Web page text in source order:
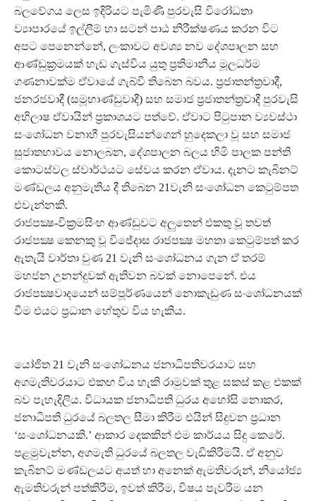
බලවේගය ලෙස ඉදිරියට පැමිණි පුරවැසි විරෝධතා
ව්‍යාපාරයේ ඉල්ලීම් හා සටන් පාඨ නිරීක්ෂණය කරන විට
අපට පෙනෙන්නේ, ලංකාවට අවශ්‍ය නව දේශපාලන සහ
ආණ්ඩුක්‍රමයක් හැඩ ගැස්විය යුතු ප්‍රතිමානීය මූලධර්ම
ගණනාවක්ම ඒවායේ ගැබ්වී තිබෙන බවය. ප්‍රජාතන්ත්‍රවාදී,
ජනරජවාදී (සමූහාණ්ඩුවාදී) සහ සමාජ ප්‍රජාතන්ත්‍රවාදී පුරවැසි
අභිලාෂ ඒවායින් ප්‍රකාශයට පත්වේ. ඒවාට පිටුපාන ව්‍යවස්ථා
සංශෝධන වනාහී පුරවැසියන්ගෙන් හුදෙකලා වූ සහ සමාජ
සුජාතභාවය නොලබන, දේශපාලන බලය හිමි පාලක පන්ති
කොටස්වල ස්වාර්ථයට සේවය කරන ඒවාය. දැනට කැබිනට්
මණ්ඩලය අනුමැතිය දී තිබෙන 21වැනි සංශෝධන කෙටුම්පත
එවැන්නකි.
රාජපක්‍ෂ-වික්‍රමසිංහ ආණ්ඩුවට අලුතෙන් එකතු වූ තවත්
රාජපක්‍ෂ කෙනකු වූ විජේදාස රාජපක්‍ෂ මහතා කෙටුම්පත් කර
ඇතැයි වාර්තා වුණ 21 වැනි සංශෝධනය ගැන ඒ තරම්
මහජන උනන්දුවක් ඇතිවන බවක් නොපෙනේ. එය
රාජපක්‍ෂවාදයෙන් සම්පූර්ණයෙන් නොකැඩුණ සංශෝධනයක්
වීම එයට ප්‍රධාන හේතුව විය හැකිය.
යෝජිත 21 වැනි සංශෝධනය ජනාධිපතිවරයාට සහ
අගමැතිවරයාට එකඟ විය හැකි රාමුවක් තුළ සකස් කළ එකක්
බව පැහැදිලිය. විධායක ජනාධිපති ධුරය අහෝසි නොකර,
ජනාධිපති ධුරයේ බලතල සීමා කිරීම එයින් සිදුවන ප්‍රධාන
‘සංශෝධනයකි.’ ආකාර දෙකකින් එම කාර්යය සිදු කෙරේ.
පළමුවැන්න, අගමැති ධුරයේ බලතල වැඩිකිරීමයි. ඒ අනුව
කැබිනට් මණ්ඩලයට අයත් හා අනෙක් ඇමතිවරුන්, නියෝජ්‍ය
ඇමතිවරුන් පත්කිරීම, ඉවත් කිරීම, විෂය පැවරීම යන